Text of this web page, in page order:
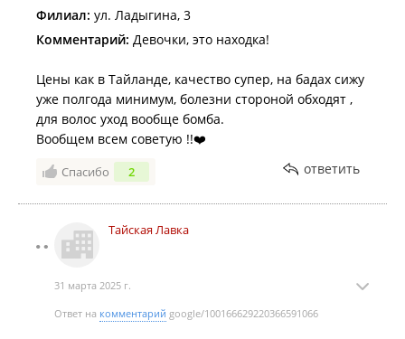
Филиал: ул. Ладыгина, 3
Комментарий: Девочки, это находка!
Цены как в Тайланде, качество супер, на бадах сижу
уже полгода минимум, болезни стороной обходят ,
для волос уход вообще бомба.
Вообщем всем советую !!❤️
Спасибо 2 ответить
Тайская Лавка
31 марта 2025 г.
Ответ на комментарий google/100166629220366591066